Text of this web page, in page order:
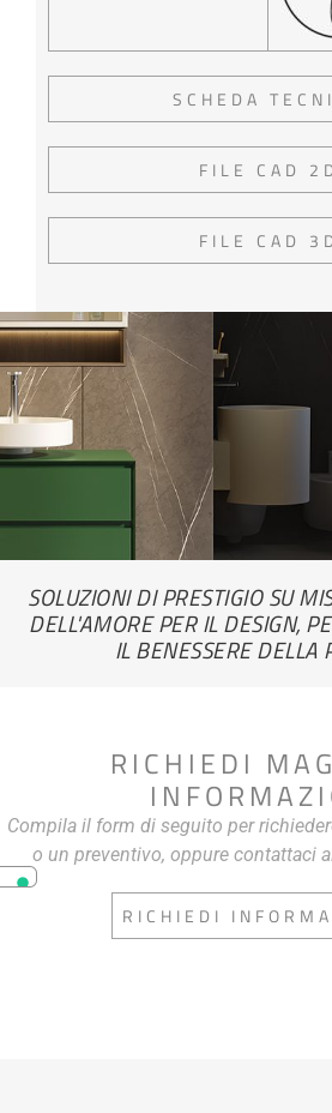
SCHEDA
FILE CAD
FILE CAD
SOLUZIONI DI PRESTIGIO SU
DELL'AMORE PER IL DESIGN,
IL BENESSERE DELLA
RICHIEDI
Compila il form di seguito per
o un preventivo, oppure contattaci
RICHIEDI